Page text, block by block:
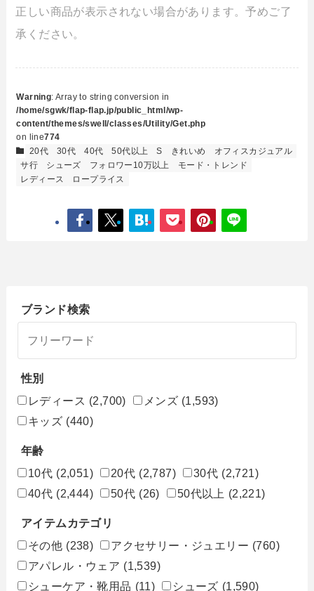
正しい商品が表示されない場合があります。予めご了
承ください。
Warning: Array to string conversion in
/home/sgwk/flap-flap.jp/public_html/wp-
content/themes/swell/classes/Utility/Get.php
on line774
20代
30代 40代 50代以上 S きれいめ
オフィスカジュアル
サ行
シューズ フォロワー10万以上
モード・トレンド
レディース
ロープライス
ブランド検索
性別
レディース (2,700) メンズ (1,593)
キッズ (440)
年齢
10代 (2,051) 20代 (2,787) 30代 (2,721)
40代 (2,444) 50代 (26) 50代以上 (2,221)
アイテムカテゴリ
その他 (238) アクセサリー・ジュエリー (760)
アパレル・ウェア (1,539)
シューケア・靴用品 (11) シューズ (1,590)